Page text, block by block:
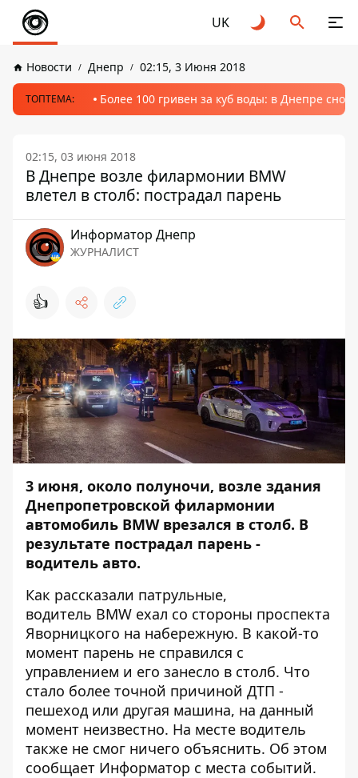
UK
Новости Днепр 02:15, 3 Июня 2018
ТОПТЕМА: Более 100 гривен за куб воды: в Днепре
02:15, 03 июня 2018
В Днепре возле филармонии BMW
влетел в столб: пострадал парень
Информатор Днепр
ЖУРНАЛИСТ
👍
3 июня, около полуночи, возле здания
Днепропетровской филармонии
автомобиль BMW врезался в столб. В
результате пострадал парень -
водитель авто.
Как рассказали патрульные,
водитель BMW ехал со стороны проспекта
Яворницкого на набережную. В какой-то
момент парень не справился с
управлением и его занесло в столб. Что
стало более точной причиной ДТП -
пешеход или другая машина, на данный
момент неизвестно. На месте водитель
также не смог ничего объяснить. Об этом
сообщает Информатор с места событий.